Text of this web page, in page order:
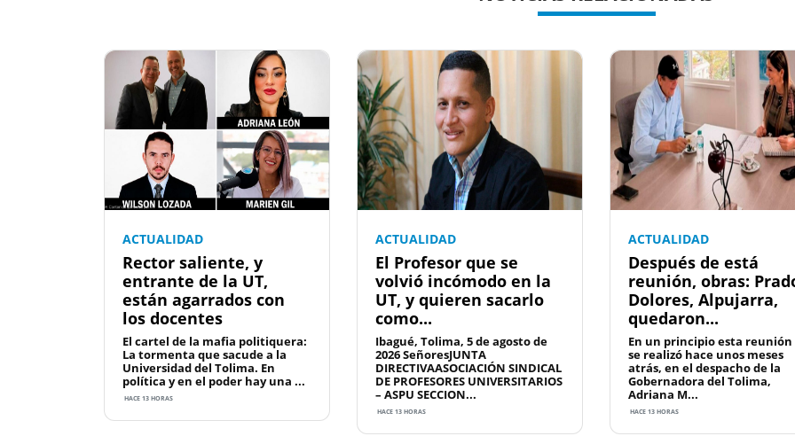
ACTUALIDAD
Rector saliente, y
entrante de la UT,
están agarrados con
los docentes
El cartel de la mafia politiquera:
La tormenta que sacude a la
Universidad del Tolima. En
política y en el poder hay una ...
HACE 13 HORAS
ACTUALIDAD
El Profesor que se
volvió incómodo en la
UT, y quieren sacarlo
como...
Ibagué, Tolima, 5 de agosto de
2026 SeñoresJUNTA
DIRECTIVAASOCIACIÓN SINDICAL
DE PROFESORES UNIVERSITARIOS
– ASPU SECCION...
HACE 13 HORAS
ACTUALIDAD
Después de está
reunión, obras:
Dolores, Alpujarra,
quedaron...
En un principio esta reunión
se realizó hace unos meses
atrás, en el despacho de la
Gobernadora del Tolima,
Adriana M...
HACE 13 HORAS